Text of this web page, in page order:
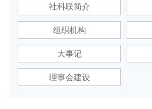
社科联简介
组织机构
大事记
理事会建设